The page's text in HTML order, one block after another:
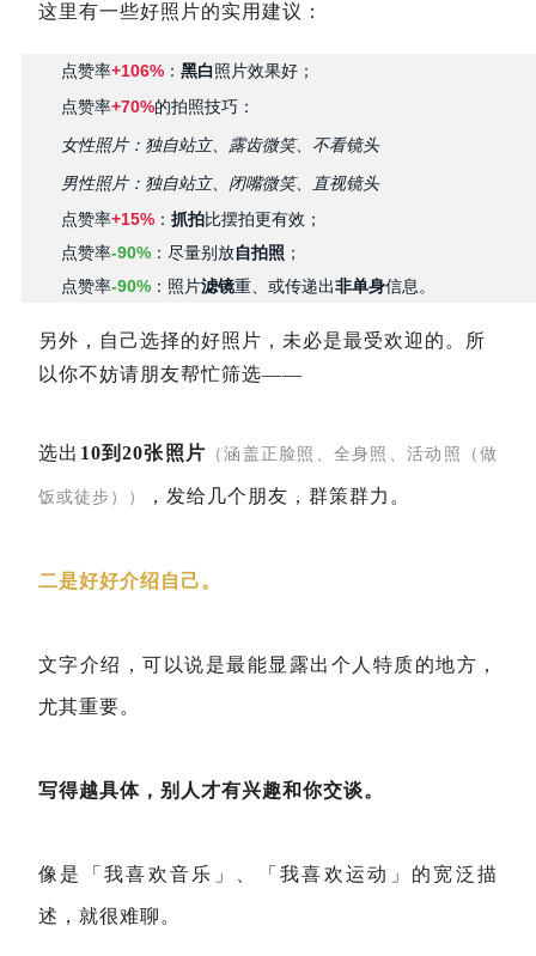
这里有一些好照片的实用建议：
点赞率+106%： 黑白照片效果好；
点赞率+70%的拍照技巧：
女性照片：独自站立、露齿微笑、不看镜头
男性照片：独自站立、闭嘴微笑、直视镜头
点赞率+15%： 抓拍比摆拍更有效；
点赞率-90%：尽量别放自拍照 ；
点赞率-90%：照片滤镜重、或传递出非单身信息。
另外，自己选择的好照片，未必是最受欢迎的。
所
以你不妨请朋友帮忙筛选——
选出 10到20张照片 （涵盖正脸照、全身照、活动照（做
饭或徒步）） ，发给几个朋友，群策群力。
二是好好介绍自己。
文字介绍，可以说是最能显露出个人特质的地方，
尤其重要。
写得越具体，别人才有兴趣和你交谈。
像是「我喜欢音乐」、「我喜欢运动」的宽泛描
述，就很难聊。